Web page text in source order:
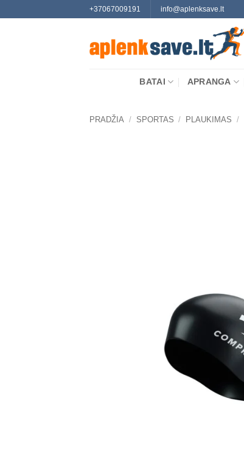
+37067009191 info@aplenksave.lt
BATAI APRANGA
PRADŽIA / SPORTAS / PLAUKIMAS /